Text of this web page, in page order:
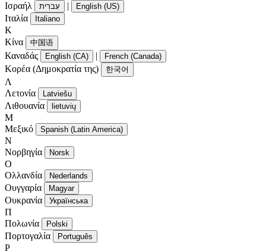
Ισραήλ עִברִית | English (US)
Ιταλία Italiano
Κ
Κίνα
中国语
Καναδάς English (CA) | French (Canada)
Κορέα (Δημοκρατία της) 한국어
Λ
Λετονία
Latviešu
Λιθουανία lietuvių
Μ
Μεξικό
Spanish (Latin America)
Ν
Νορβηγία
Norsk
Ο
Ολλανδία
Nederlands
Ουγγαρία Magyar
Ουκρανία Українська
Π
Πολωνία
Polski
Πορτογαλία Português
Ρ